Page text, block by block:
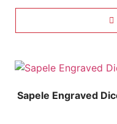
Sapele Engraved